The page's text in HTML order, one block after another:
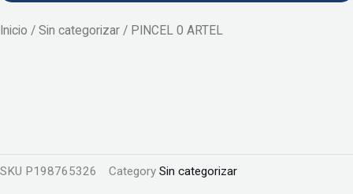
Inicio / Sin categorizar / PINCEL 0 ARTEL
SKU P198765326 Category Sin categorizar